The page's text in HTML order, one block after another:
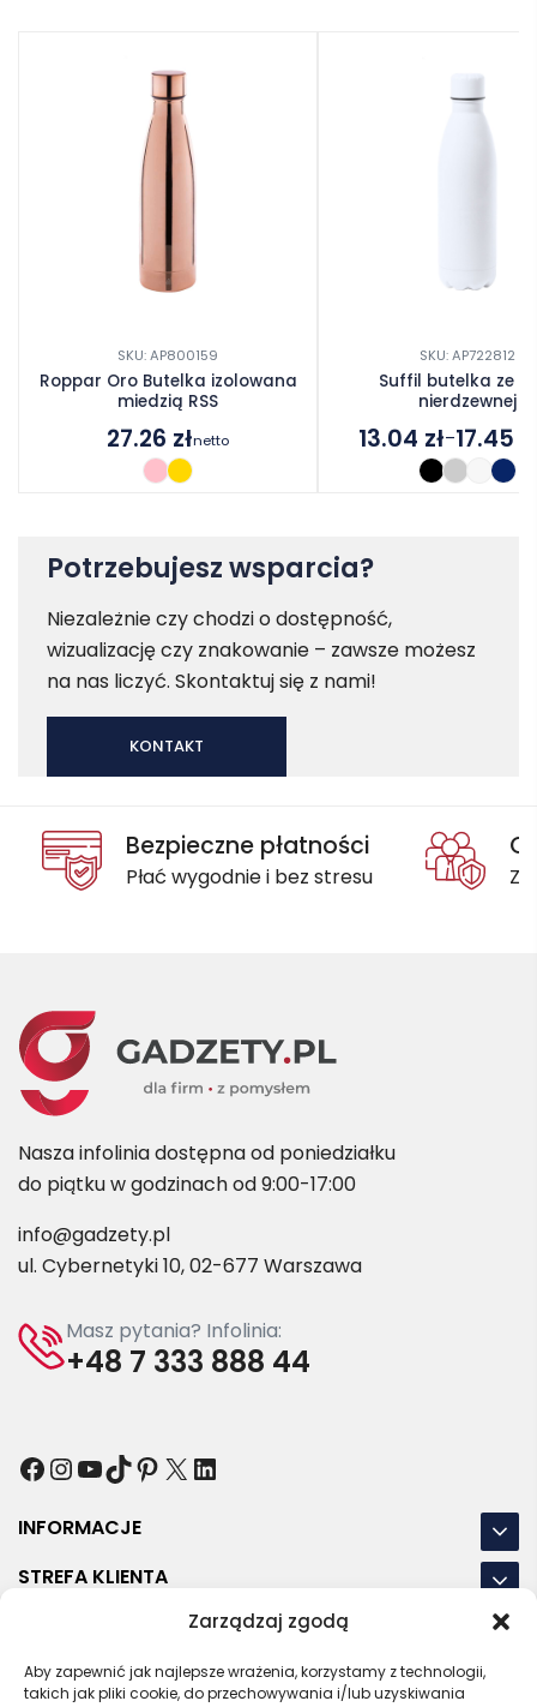
Zarządzaj zgodą
Aby zapewnić jak najlepsze wrażenia, korzystamy z technologii,
takich jak pliki cookie, do przechowywania i/lub uzyskiwania
SKU: AP800159
Roppar Oro Butelka izolowana
miedzią RSS
27.26 złnetto
SKU: AP722812
Suffil butelka ze
nierdzewnej
13.04 zł–17.45
17.45 zł
Potrzebujesz wsparcia?
Niezależnie czy chodzi o dostępność,
wizualizację czy znakowanie – zawsze możesz
na nas liczyć. Skontaktuj się z nami!
KONTAKT
Bezpieczne płatności
Płać wygodnie i bez stresu
Nasza infolinia dostępna od poniedziałku
do piątku w godzinach od 9:00-17:00
info@gadzety.pl
ul. Cybernetyki 10, 02-677 Warszawa
Masz pytania? Infolinia:
+48 7 333 888 44
Facebook
Instagram
YouTube
TikTok
Pinterest
X LinkedIn
INFORMACJE
STREFA KLIENTA
NASZE LOKALIZACJE
OSTATNIE POSTY